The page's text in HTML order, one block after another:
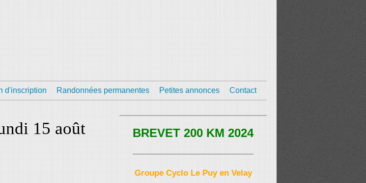
d'inscription Randonnées permanentes Petites annonces Contact
15 août BREVET 200 KM 2024
Groupe Cyclo Le Puy en Velay